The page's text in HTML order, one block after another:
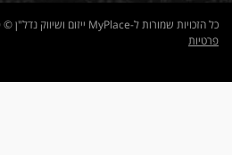
כל הזכויות שמורות ל-MyPlace ייזום ושיווק נדל"ן © 2020 |
פרטיות